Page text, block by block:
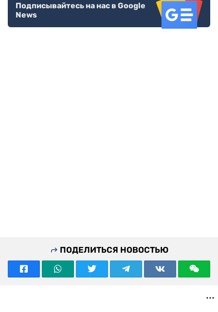
Подписывайтесь на нас в Google
News
ПОДЕЛИТЬСЯ НОВОСТЬЮ